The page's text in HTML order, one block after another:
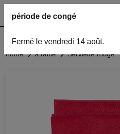
home à table Serviette rouge
période de congé
Fermé le vendredi 14 août.